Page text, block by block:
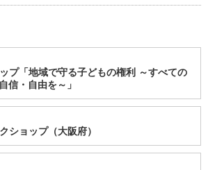
プ「地域で守る子どもの権利 ～すべての
信・自由を～」
ショップ（大阪府）